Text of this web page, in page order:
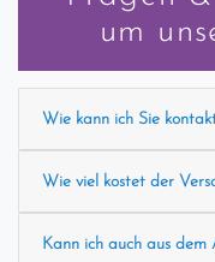
um
Wie kann ich Sie
Wie viel kostet der
Kann ich auch aus dem